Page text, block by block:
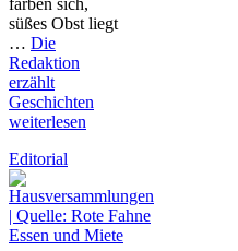
färben sich,
süßes Obst liegt
… Die
Redaktion
erzählt
Geschichten
weiterlesen
Editorial
Essen und Miete